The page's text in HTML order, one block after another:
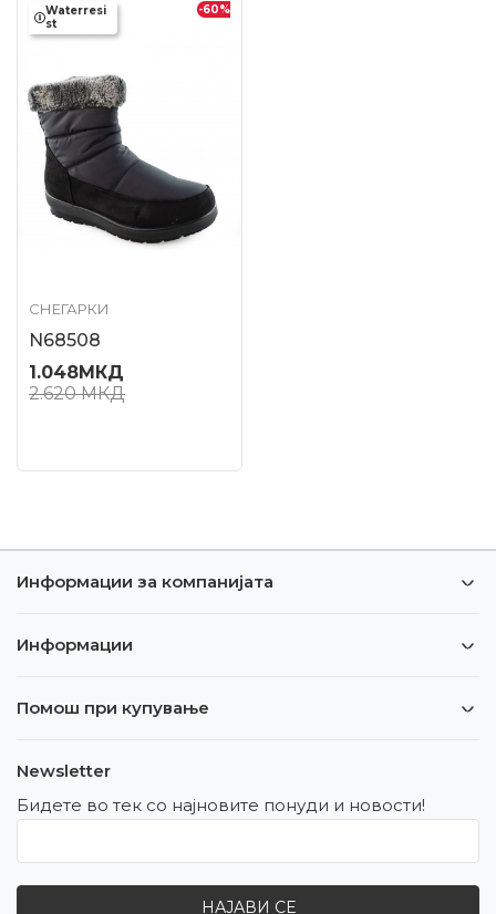
Waterresi
st
-60%
СНЕГАРКИ
N68508
1.048МКД
2.620МКД
Информации за компанијата
Информации
Помош при купување
Newsletter
Бидете во тек со најновите понуди и новости!
НАЈАВИ СЕ